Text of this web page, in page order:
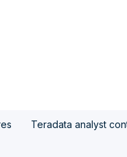
Teradata analyst